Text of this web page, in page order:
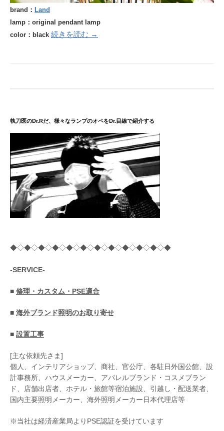
brand： Land
lamp：original pendant lamp
color：black 続きを読む →
執刀医のDr.Rだ、様々なランプのオペをDr.目線で紹介する
◆◇◆◇◆◇◆◇◆◇◆◇◆◇◆◇◆◇◆◇◆◇◆
-SERVICE-
■ 修理・カスタム・PSE適合
■ 海外ブランド照明のお取り寄せ
■ 設置工事
[主な依頼先さま]
個人、インテリアショップ、商社、官公庁、各駐日外国公館、設
計事務所、ハウスメーカー、アパレルブランド・コスメブラン
ド、店舗出店者、ホテル・旅館等宿泊施設、引越し・配送業者、
国内主要照明メーカー、海外照明メーカー日本代理店等
※当社は経済産業局よりPSE認証を受けています